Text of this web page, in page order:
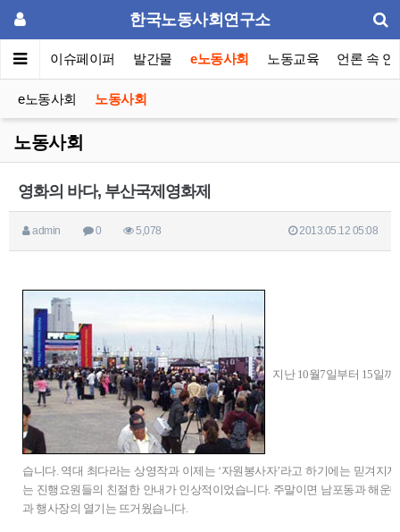
한국노동사회연구소
포럼 이슈페이퍼 발간물 e노동사회 노동교육 언론 속 연
e노동사회 노동사회
노동사회
영화의 바다, 부산국제영화제
admin 0 5,078 2013.05.12 05:08
지난 10월7일부터 15일
습니다. 역대 최다라는 상영작과 이제는 ‘자원봉사자’라고 하기에는 믿겨지
는 진행요원들의 친절한 안내가 인상적이었습니다. 주말이면 남포동과 해운
과 행사장의 열기는 뜨거웠습니다.